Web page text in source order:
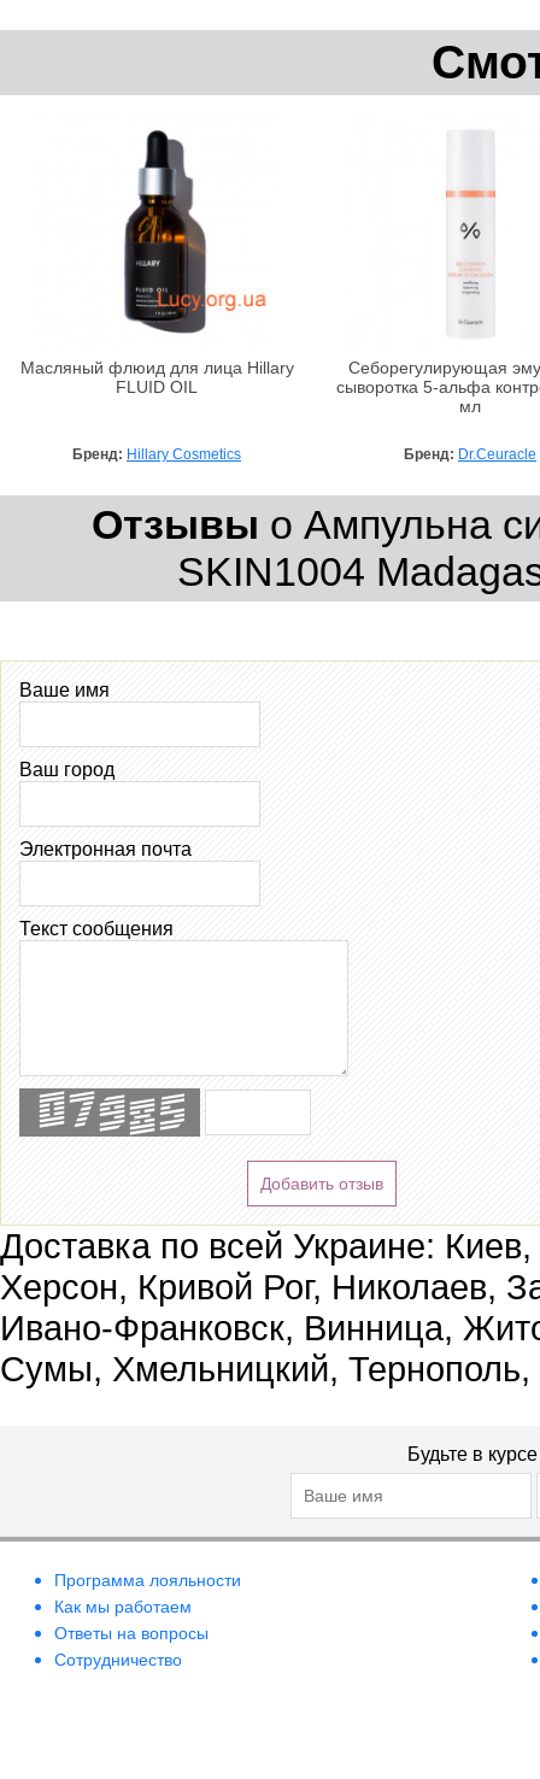
Масляный флюид для лица Hillary
FLUID OIL
Бренд: Hillary Cosmetics
Себорегулирующая
сыворотка 5-альфа
мл
Бренд: Dr.Ceuracle
Отзывы о Ампульна
SKIN1004
Ваше имя
Ваш город
Электронная почта
Текст сообщения
Добавить отзыв
Доставка по всей Украине:
Херсон, Кривой Рог, Николаев,
Ивано-Франковск, Винница,
Сумы, Хмельницкий, Тернополь,
Будьте в
Программа лояльности
Как мы работаем
Ответы на вопросы
Сотрудничество